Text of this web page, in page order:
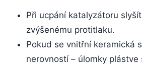
Při ucpání katalyzátoru
zvýšenému protitlaku.
Pokud se vnitřní keramická
nerovností – úlomky